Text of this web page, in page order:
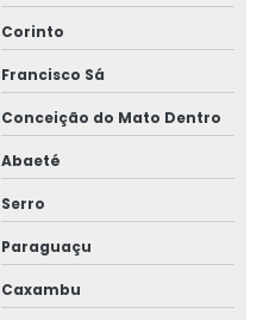
Corinto
Francisco Sá
Conceição do Mato Dentro
Abaeté
Serro
Paraguaçu
Caxambu